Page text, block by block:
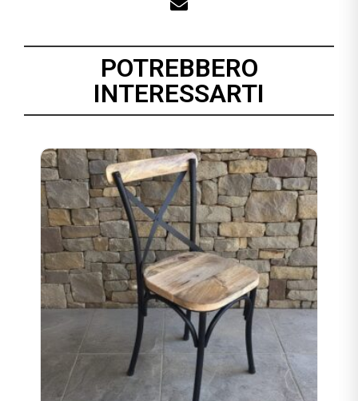
POTREBBERO
INTERESSARTI